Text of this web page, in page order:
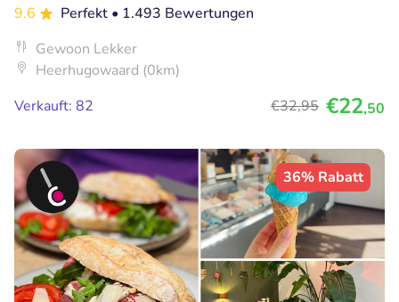
9.6
Perfekt • 1.493 Bewertungen
Gewoon Lekker
Heerhugowaard (0km)
Verkauft: 82
€32,95 €22,50
36% Rabatt